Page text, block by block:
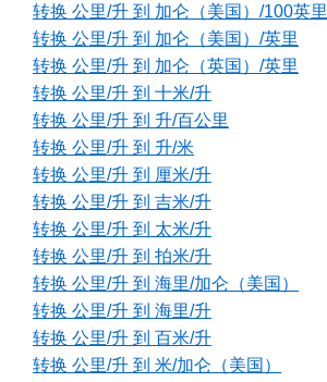
转换 公里/升 到 加仑（美国）/100英里
转换 公里/升 到 加仑（美国）/英里
转换 公里/升 到 加仑（英国）/英里
转换 公里/升 到 十米/升
转换 公里/升 到 升/百公里
转换 公里/升 到 升/米
转换 公里/升 到 厘米/升
转换 公里/升 到 吉米/升
转换 公里/升 到 太米/升
转换 公里/升 到 拍米/升
转换 公里/升 到 海里/加仑（美国）
转换 公里/升 到 海里/升
转换 公里/升 到 百米/升
转换 公里/升 到 米/加仑（美国）